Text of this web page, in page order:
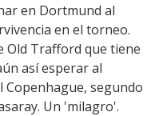
en Dortmund al
en el torneo.
Old Trafford que tiene
así esperar al
segundo
Un 'milagro'.